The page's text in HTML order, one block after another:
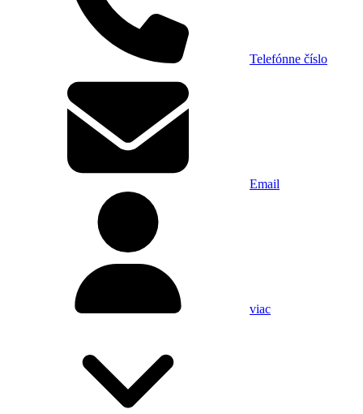
Telefónne číslo
Email
viac